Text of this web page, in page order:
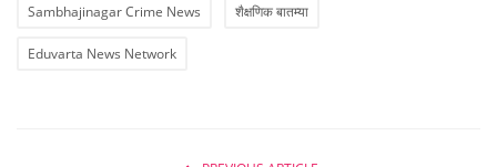
Sambhajinagar Crime News शैक्षणिक बातम्या
Eduvarta News Network